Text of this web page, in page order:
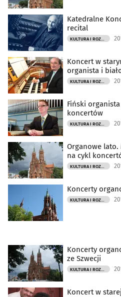
Katedralne
recital
KULTURA I ROZRYWKA
Koncert w
organista i
KULTURA I ROZRYWKA
Fiński
koncertów
KULTURA I ROZRYWKA
Organowe lato.
na cykl
KULTURA I ROZRYWKA
Koncerty
KULTURA I ROZRYWKA
Koncerty
ze Szwecji
KULTURA I ROZRYWKA
Koncert w